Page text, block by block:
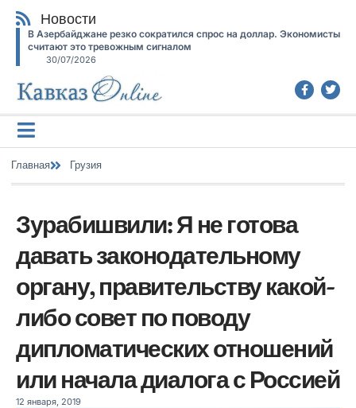
Новости
В Азербайджане резко сократился спрос на доллар. Экономисты
считают это тревожным сигналом
30/07/2026
Главная Грузия
Зурабишвили: Я не готова
давать законодательному
органу, правительству какой-
либо совет по поводу
дипломатических отношений
или начала диалога с Россией
12 января, 2019